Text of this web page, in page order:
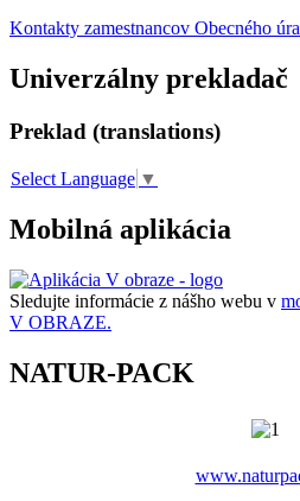
Kontakty zamestnancov Obecného
Univerzálny prekladač
Preklad (translations)
Select Language ▼
Mobilná aplikácia
Sledujte informácie z nášho webu v
V OBRAZE.
NATUR-PACK